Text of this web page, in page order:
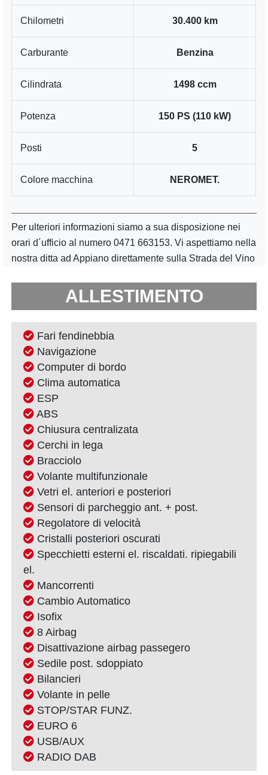
Chilometri 30.400 km
Carburante Benzina
Cilindrata 1498 ccm
Potenza 150 PS (110 kW)
Posti 5
Colore macchina NEROMET.
Per ulteriori informazioni siamo a sua disposizione nei
orari d´ufficio al numero 0471 663153. Vi aspettiamo nella
nostra ditta ad Appiano direttamente sulla Strada del Vino
ALLESTIMENTO
Fari fendinebbia
Navigazione
Computer di bordo
Clima automatica
ESP
ABS
Chiusura centralizata
Cerchi in lega
Bracciolo
Volante multifunzionale
Vetri el. anteriori e posteriori
Sensori di parcheggio ant. + post.
Regolatore di velocità
Cristalli posteriori oscurati
Specchietti esterni el. riscaldati. ripiegabili
el.
Mancorrenti
Cambio Automatico
Isofix
8 Airbag
Disattivazione airbag passegero
Sedile post. sdoppiato
Bilancieri
Volante in pelle
STOP/STAR FUNZ.
EURO 6
USB/AUX
RADIO DAB